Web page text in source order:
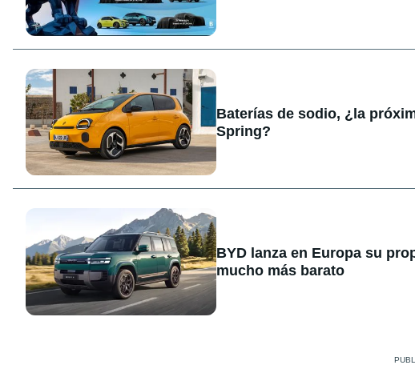
Baterías de sodio, ¿la
Spring?
BYD lanza en Europa su
mucho más barato